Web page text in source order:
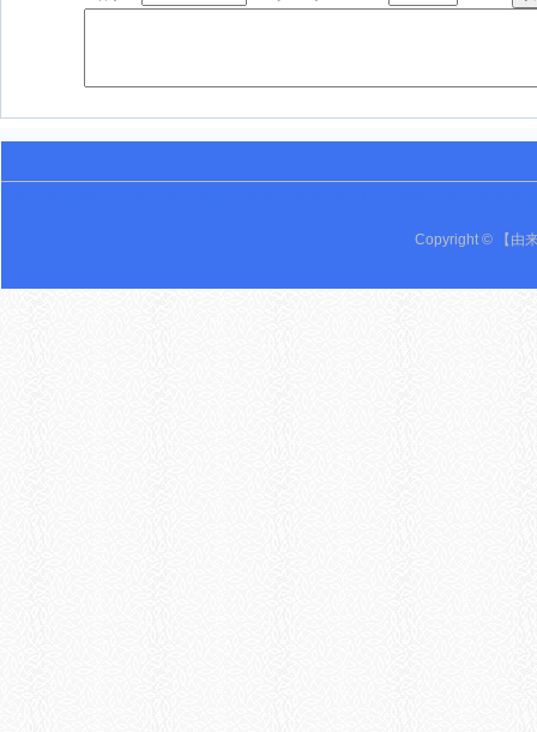
Copyright © 【由